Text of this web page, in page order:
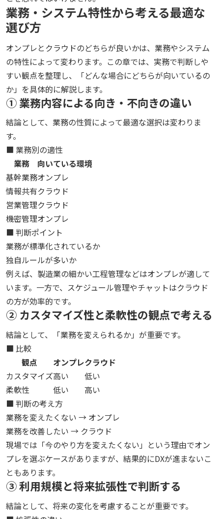
業務・システム特性から考える最適な
選び方
オンプレとクラウドのどちらが良いかは、業務やシステム
の特性によって変わります。この章では、実務で判断しや
すい観点を整理し、「どんな場合にどちらが向いているの
か」を具体的に解説します。
① 業務内容による向き・不向きの違い
結論として、業務の性質によって最適な選択は変わりま
す。
■ 業務別の適性
業務
向いている環境
基幹業務オンプレ
情報共有クラウド
営業管理クラウド
機密管理オンプレ
■ 判断ポイント
業務が標準化されているか
独自ルールが多いか
例えば、製造業の細かい工程管理などはオンプレが適して
います。一方で、スケジュール管理やチャットはクラウド
の方が効率的です。
② カスタマイズ性と柔軟性の観点で考える
結論として、「業務を変えられるか」が重要です。
■ 比較
観点
オンプレクラウド
カスタマイズ高い
低い
柔軟性
低い
高い
■ 判断の考え方
業務を変えたくない → オンプレ
業務を改善したい → クラウド
現場では「今のやり方を変えたくない」という理由でオン
プレを選ぶケースがありますが、結果的にDXが進まないこ
ともあります。
③ 利用規模と将来拡張性で判断する
結論として、将来の変化を考慮することが重要です。